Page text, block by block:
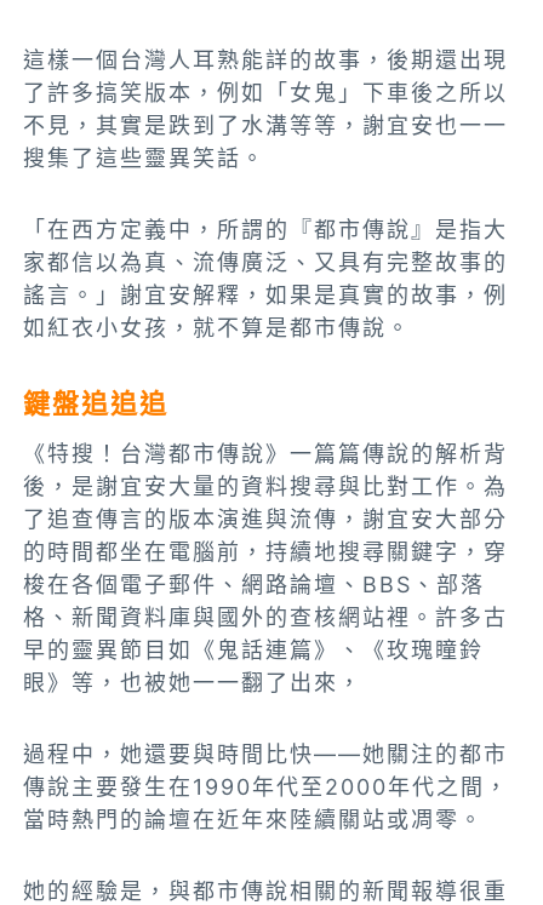
這樣一個台灣人耳熟能詳的故事，後期還出現
了許多搞笑版本，例如「女鬼」下車後之所以
不見，其實是跌到了水溝等等，謝宜安也一一
搜集了這些靈異笑話。
「在西方定義中，所謂的『都市傳說』是指大
家都信以為真、流傳廣泛、又具有完整故事的
謠言。」謝宜安解釋，如果是真實的故事，例
如紅衣小女孩，就不算是都市傳說。
鍵盤追追追
《特搜！台灣都市傳說》一篇篇傳說的解析背
後，是謝宜安大量的資料搜尋與比對工作。為
了追查傳言的版本演進與流傳，謝宜安大部分
的時間都坐在電腦前，持續地搜尋關鍵字，穿
梭在各個電子郵件、網路論壇、BBS、部落
格、新聞資料庫與國外的查核網站裡。許多古
早的靈異節目如《鬼話連篇》、《玫瑰瞳鈴
眼》等，也被她一一翻了出來，
過程中，她還要與時間比快——她關注的都市
傳說主要發生在1990年代至2000年代之間，
當時熱門的論壇在近年來陸續關站或凋零。
她的經驗是，與都市傳說相關的新聞報導很重